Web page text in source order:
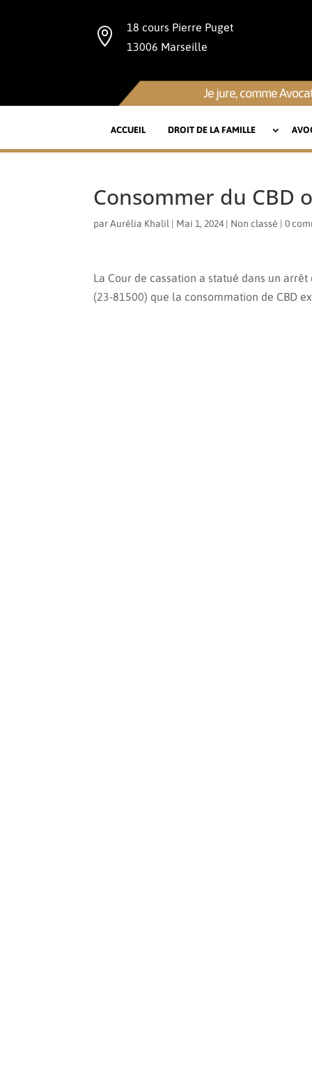

18 cours Pierre Puget
13006 Marseille
Je jure, comme
ACCUEIL DROIT DE LA FAMILLE
Consommer du CBD
parAurélia Khalil | Mai 1, 2024 | Non classé |0
La Cour de cassation a statué dans un
(23-81500) que la consommation de CBD